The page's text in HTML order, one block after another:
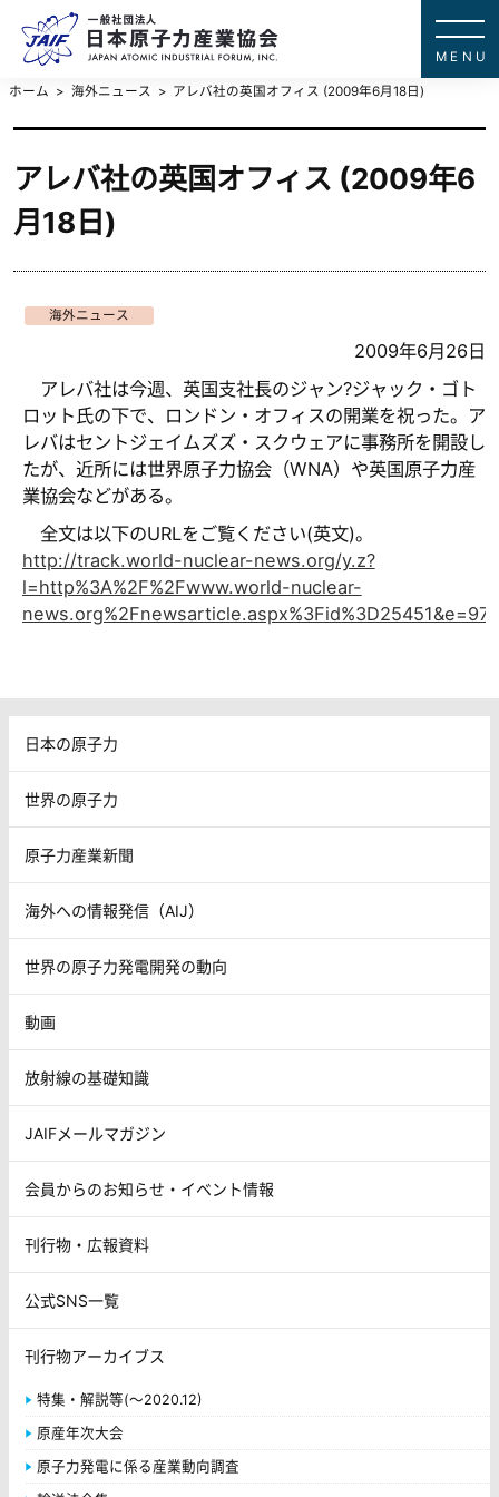
ホーム 海外ニュース アレバ社の英国オフィス (2009年6月18日)
アレバ社の英国オフィス (2009年6
月18日)
海外ニュース
2009年6月26日
アレバ社は今週、英国支社長のジャン?ジャック・ゴト
ロット氏の下で、ロンドン・オフィスの開業を祝った。ア
レバはセントジェイムズズ・スクウェアに事務所を開設し
たが、近所には世界原子力協会（WNA）や英国原子力産
業協会などがある。
全文は以下のURLをご覧ください(英文)。
http://track.world-nuclear-news.org/y.z?
l=http%3A%2F%2Fwww.world-nuclear-
日本の原子力
世界の原子力
原子力産業新聞
海外への情報発信（AIJ）
世界の原子力発電開発の動向
動画
放射線の基礎知識
JAIFメールマガジン
会員からのお知らせ・イベント情報
刊行物・広報資料
公式SNS一覧
刊行物アーカイブス
特集・解説等(～2020.12)
原産年次大会
原子力発電に係る産業動向調査